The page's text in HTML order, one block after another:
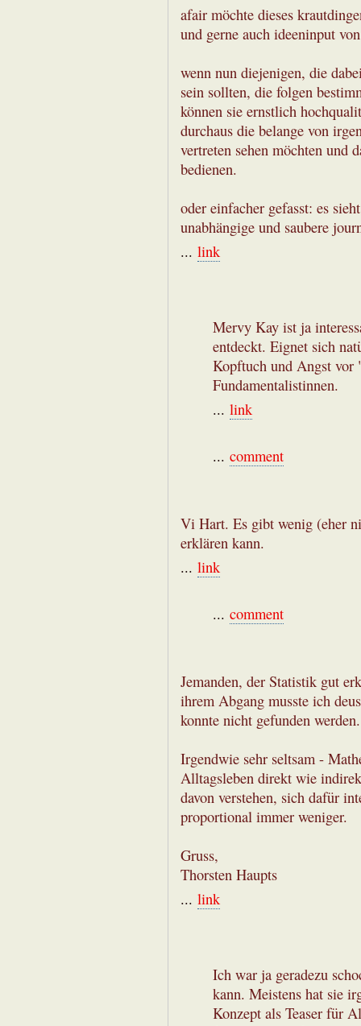
afair möchte dieses
und gerne auch ideeninput
wenn nun diejenigen, die
sein sollten, die folgen
können sie ernstlich
durchaus die belange von
vertreten sehen möchten und
bedienen.
oder einfacher gefasst: es
unabhängige und saubere
... link
Mervy Kay ist ja
entdeckt. Eignet sich
Kopftuch und Angst vor
Fundamentalistinnen.
... link
... comment
Vi Hart. Es gibt wenig (eher
erklären kann.
... link
... comment
Jemanden, der Statistik gut
ihrem Abgang musste ich
konnte nicht gefunden werden.
Irgendwie sehr seltsam -
Alltagsleben direkt wie
davon verstehen, sich dafür
proportional immer weniger.
Gruss,
Thorsten Haupts
... link
Ich war ja geradezu
kann. Meistens hat sie
Konzept als Teaser für